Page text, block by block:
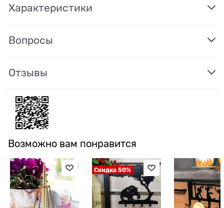
Характеристики
Вопросы
Отзывы
Возможно вам понравится
Скидка 50%